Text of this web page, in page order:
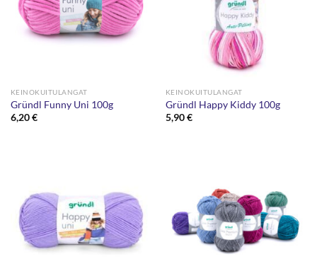
KEINOKUITULANGAT
Gründl Funny Uni 100g
6,20€
KEINOKUITULANGAT
Gründl Happy Kiddy 100g
5,90€